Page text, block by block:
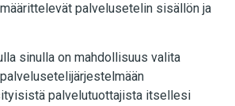
palvelusetelin sisällön ja
sinulla on mahdollisuus valita
palvelutuottajista itsellesi